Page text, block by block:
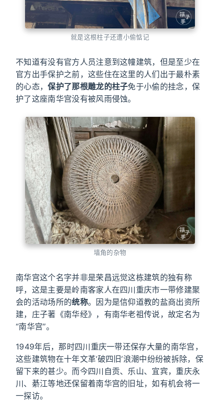
就是这根柱子还遭小偷惦记
不知道有没有官方人员注意到这幢建筑，但是至少在
官方出手保护之前，这些住在这里的人们出于最朴素
的心态，保护了那根雕龙的柱子免于小偷的挂念，保
护了这座南华宫没有被风雨侵蚀。
墙角的杂物
南华宫这个名字并非是荣昌远觉这栋建筑的独有称
呼，这是主要是岭南客家人在四川重庆市一带修建聚
会的活动场所的统称。因为是信仰道教的盐商出资所
建，庄子著《南华经》，有南华老祖传说，故定名为
“南华宫”。
1949年后，那时四川重庆一带还保存大量的南华宫，
这些建筑物在十年文革‘破四旧’浪潮中纷纷被拆除，保
留下来的甚少。而今四川自贡、乐山、宜宾，重庆永
川、綦江等地还保留着南华宫的旧址，如有机会将一
一探访。